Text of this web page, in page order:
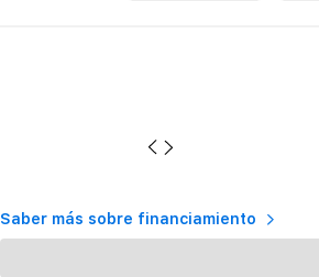
Saber más sobre financiamiento